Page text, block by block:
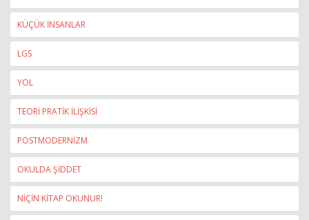
KÜÇÜK İNSANLAR
LGS
YOL
TEORİ PRATİK İLİŞKİSİ
POSTMODERNİZM
OKULDA ŞİDDET
NİÇİN KİTAP OKUNUR!